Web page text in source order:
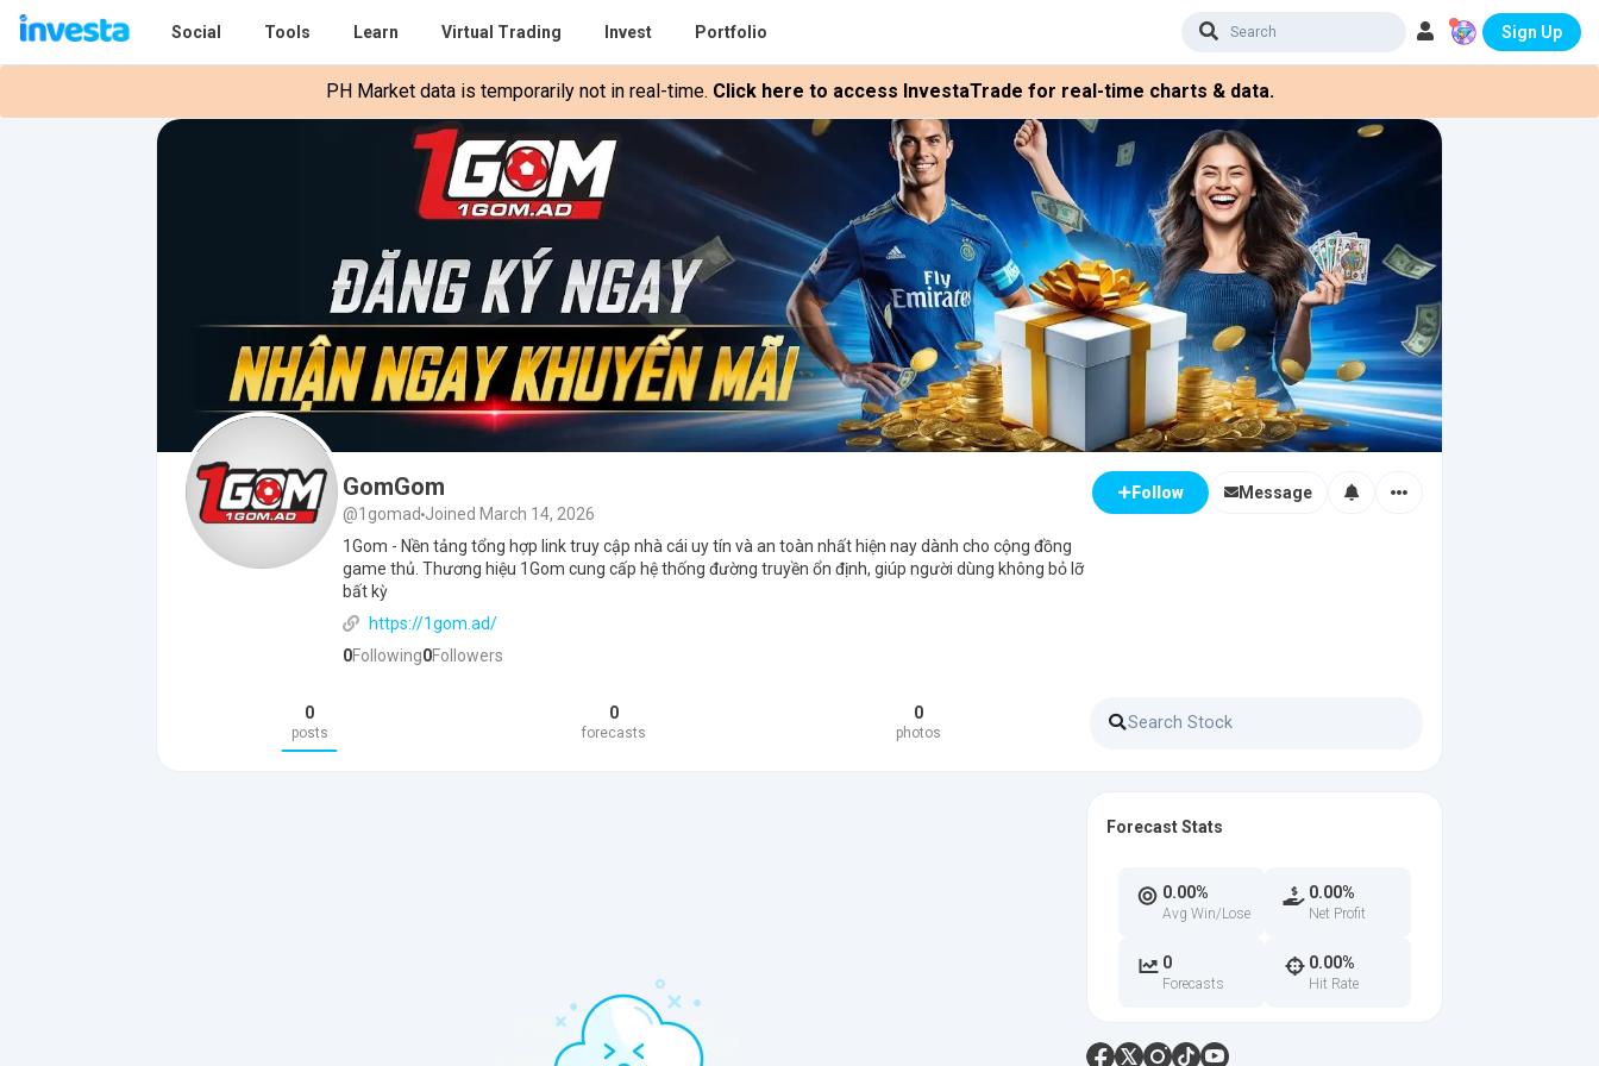
Social Tools Learn Virtual Trading Invest Portfolio Sign Up
PH Market data is temporarily not in real-time. Click here to access InvestaTrade for real-time charts & data.
GomGom
@1gomad Joined March 14, 2026
1Gom - Nền tảng tổng hợp link truy cập nhà cái uy tín và an toàn nhất hiện nay dành cho cộng đồng
game thủ. Thương hiệu 1Gom cung cấp hệ thống đường truyền ổn định, giúp người dùng không bỏ lỡ
bất kỳ
https://1gom.ad/
0Following0Followers
Follow Message
0
posts
0
forecasts
0
photos
Forecast Stats
0.00%
Avg Win/Lose
0.00%
Net Profit
0
Forecasts
0.00%
Hit Rate